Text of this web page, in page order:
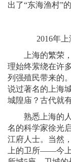
出了“东海渔村”
2016年
上海的繁荣，
理始终萦绕在许
列强殖民带来的
说过著名的上海
城隍庙？古代就
熟悉上海的人
名的科学家徐光
江府人士。当然
上的卫所——今